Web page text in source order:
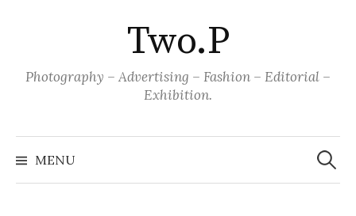
Two.P
Photography – Advertising – Fashion – Editorial –
Exhibition.
MENU